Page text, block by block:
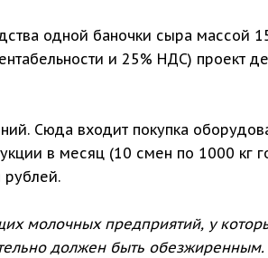
одной баночки сыра массой
и 25% НДС) проект
Сюда входит покупка
в месяц (10 смен по 1000 кг
молочных предприятий, у
должен быть